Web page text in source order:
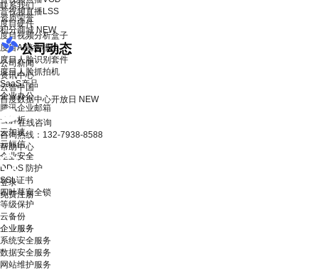
联系我们
资质荣誉
积分商城 NEW
公司动态
公司新闻
资讯中心
云智中国
百度数据中心开放日 NEW
在线咨询
咨询热线：132-7938-8588
帮助中心
登录
免费注册
音视频直播LSS
度目硬件
度目视频分析盒子
度目AI镜头模组
度目人脸识别套件
度目人脸抓拍机
SaaS产品
企业办公
腾讯企业邮箱
云解析
云加速
云短信
企业安全
DDoS 防护
SSL证书
四叶草安全锁
等级保护
云备份
企业服务
系统安全服务
数据安全服务
网站维护服务